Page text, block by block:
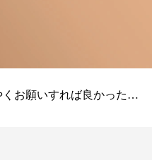
くお願いすれば良かった…